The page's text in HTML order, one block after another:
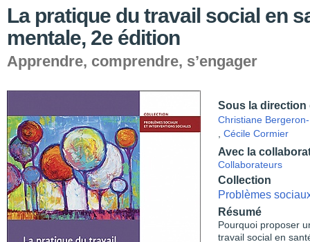
La pratique du travail social en
mentale, 2e édition
Apprendre, comprendre, s’engager
Sous la direction
Christiane
Cécile Cormier
Avec la
Collaborateurs
Collection
Problèmes
Résumé
Pourquoi proposer
travail social en